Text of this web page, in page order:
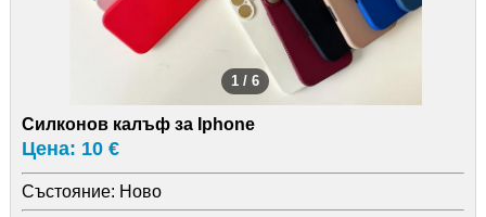
1 / 6
Силконов калъф за Iphone
Цена: 10 €
Състояние: Ново